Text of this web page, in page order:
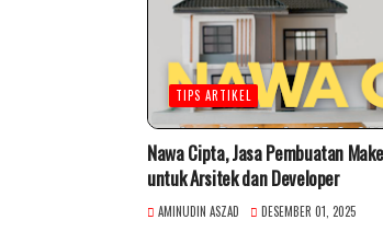
TIPS ARTIKEL
Nawa Cipta, Jasa Pembuatan
untuk Arsitek dan Developer
AMINUDIN ASZAD DESEMBER 01, 2025